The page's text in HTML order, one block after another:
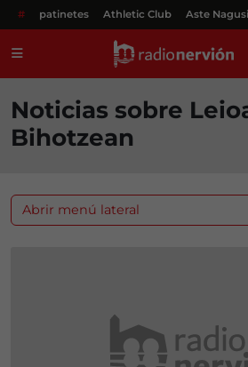
# patinetes Athletic Club Aste
Noticias sobre
Bihotzean
Abrir menú lateral